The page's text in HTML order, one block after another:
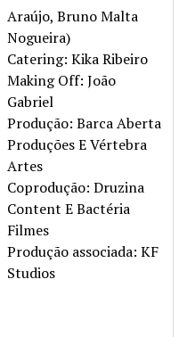
Araújo, Bruno Malta
Nogueira)
Catering: Kika Ribeiro
Making Off: João
Gabriel
Produção: Barca Aberta
Produções E Vértebra
Artes
Coprodução: Druzina
Content E Bactéria
Filmes
Produção associada: KF
Studios